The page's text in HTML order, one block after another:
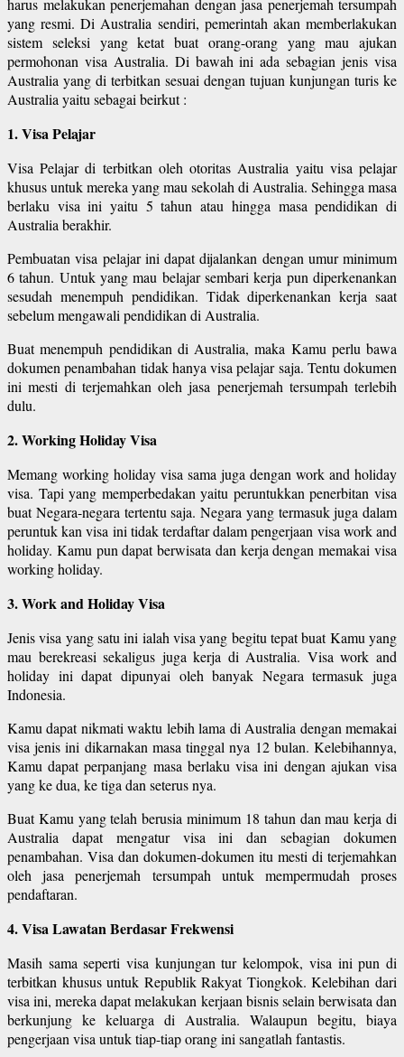
harus melakukan penerjemahan dengan jasa penerjemah tersumpah
yang resmi. Di Australia sendiri, pemerintah akan memberlakukan
sistem seleksi yang ketat buat orang-orang yang mau ajukan
permohonan visa Australia. Di bawah ini ada sebagian jenis visa
Australia yang di terbitkan sesuai dengan tujuan kunjungan turis ke
Australia yaitu sebagai beirkut :
1. Visa Pelajar
Visa Pelajar di terbitkan oleh otoritas Australia yaitu visa pelajar
khusus untuk mereka yang mau sekolah di Australia. Sehingga masa
berlaku visa ini yaitu 5 tahun atau hingga masa pendidikan di
Australia berakhir.
Pembuatan visa pelajar ini dapat dijalankan dengan umur minimum
6 tahun. Untuk yang mau belajar sembari kerja pun diperkenankan
sesudah menempuh pendidikan. Tidak diperkenankan kerja saat
sebelum mengawali pendidikan di Australia.
Buat menempuh pendidikan di Australia, maka Kamu perlu bawa
dokumen penambahan tidak hanya visa pelajar saja. Tentu dokumen
ini mesti di terjemahkan oleh jasa penerjemah tersumpah terlebih
dulu.
2. Working Holiday Visa
Memang working holiday visa sama juga dengan work and holiday
visa. Tapi yang memperbedakan yaitu peruntukkan penerbitan visa
buat Negara-negara tertentu saja. Negara yang termasuk juga dalam
peruntuk kan visa ini tidak terdaftar dalam pengerjaan visa work and
holiday. Kamu pun dapat berwisata dan kerja dengan memakai visa
working holiday.
3. Work and Holiday Visa
Jenis visa yang satu ini ialah visa yang begitu tepat buat Kamu yang
mau berekreasi sekaligus juga kerja di Australia. Visa work and
holiday ini dapat dipunyai oleh banyak Negara termasuk juga
Indonesia.
Kamu dapat nikmati waktu lebih lama di Australia dengan memakai
visa jenis ini dikarnakan masa tinggal nya 12 bulan. Kelebihannya,
Kamu dapat perpanjang masa berlaku visa ini dengan ajukan visa
yang ke dua, ke tiga dan seterus nya.
Buat Kamu yang telah berusia minimum 18 tahun dan mau kerja di
Australia dapat mengatur visa ini dan sebagian dokumen
penambahan. Visa dan dokumen-dokumen itu mesti di terjemahkan
oleh jasa penerjemah tersumpah untuk mempermudah proses
pendaftaran.
4. Visa Lawatan Berdasar Frekwensi
Masih sama seperti visa kunjungan tur kelompok, visa ini pun di
terbitkan khusus untuk Republik Rakyat Tiongkok. Kelebihan dari
visa ini, mereka dapat melakukan kerjaan bisnis selain berwisata dan
berkunjung ke keluarga di Australia. Walaupun begitu, biaya
pengerjaan visa untuk tiap-tiap orang ini sangatlah fantastis.